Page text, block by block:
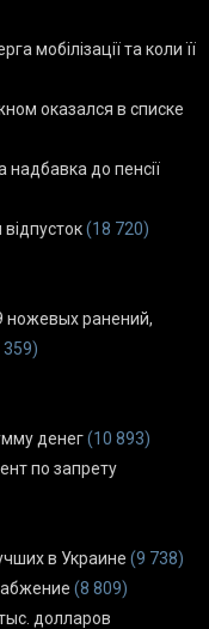
мобілізації та коли її
оказался в списке
надбавка до пенсії
(18 720)
ранений,
359)
денег(10 893)
по запрету
в Украине (9 738)
(8 809)
долларов